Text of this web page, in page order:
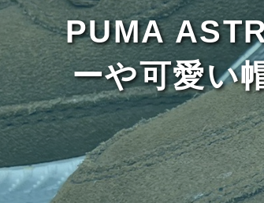
PUMA
ーや可愛い